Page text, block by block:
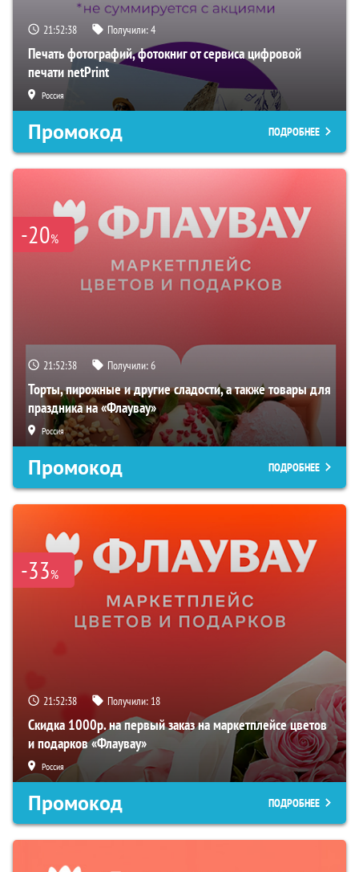
21:52:37 Получили:4
Печать фотографий, фотокниг от сервиса цифровой
печати netPrint
Россия
Промокод ПОДРОБНЕЕ
-20%
21:52:37 Получили:6
Торты, пирожные и другие сладости, а также товары для
праздника на «Флаувау»
Россия
Промокод ПОДРОБНЕЕ
-33%
21:52:37 Получили: 18
Скидка 1000р. на первый заказ на маркетплейсе цветов
и подарков «Флаувау»
Россия
Промокод ПОДРОБНЕЕ